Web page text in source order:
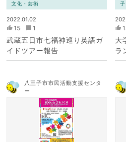
文化・芸術
2022.01.02
15 1
武蔵五日市七福神巡り英語ガ
イドツアー報告
大
ラ
八王子市市民活動支援センタ
ー